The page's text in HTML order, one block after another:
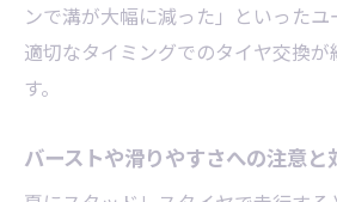
ンで溝が大幅に減った」といったユ
適切なタイミングでのタイヤ交換
す。
バーストや滑りやすさへの注意と